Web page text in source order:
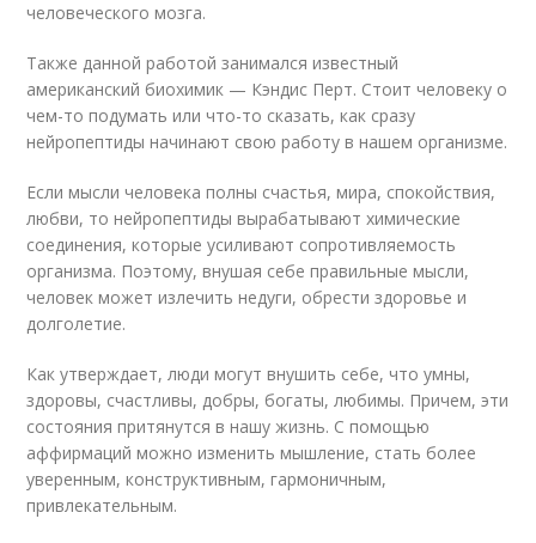
человеческого мозга.
Также данной работой занимался известный
американский биохимик — Кэндис Перт. Стоит человеку о
чем-то подумать или что-то сказать, как сразу
нейропептиды начинают свою работу в нашем организме.
Если мысли человека полны счастья, мира, спокойствия,
любви, то нейропептиды вырабатывают химические
соединения, которые усиливают сопротивляемость
организма. Поэтому, внушая себе правильные мысли,
человек может излечить недуги, обрести здоровье и
долголетие.
Как утверждает, люди могут внушить себе, что умны,
здоровы, счастливы, добры, богаты, любимы. Причем, эти
состояния притянутся в нашу жизнь. С помощью
аффирмаций можно изменить мышление, стать более
уверенным, конструктивным, гармоничным,
привлекательным.